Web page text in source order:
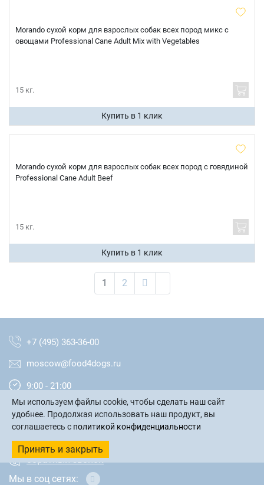
Morando сухой корм для взрослых собак всех пород микс с
овощами Professional Cane Adult Mix with Vegetables
15 кг.
Купить в 1 клик
Morando сухой корм для взрослых собак всех пород с говядиной
Professional Cane Adult Beef
15 кг.
Купить в 1 клик
1 2
+7 (495) 363-36-00
moscow@food4dogs.ru
9:00 - 21:00
Москва и МО
обратный звонок
Мы в соц сетях:
Мы используем файлы cookie, чтобы сделать наш сайт
удобнее. Продолжая использовать наш продукт, вы
соглашаетесь с политикой конфиденциальности
Принять и закрыть